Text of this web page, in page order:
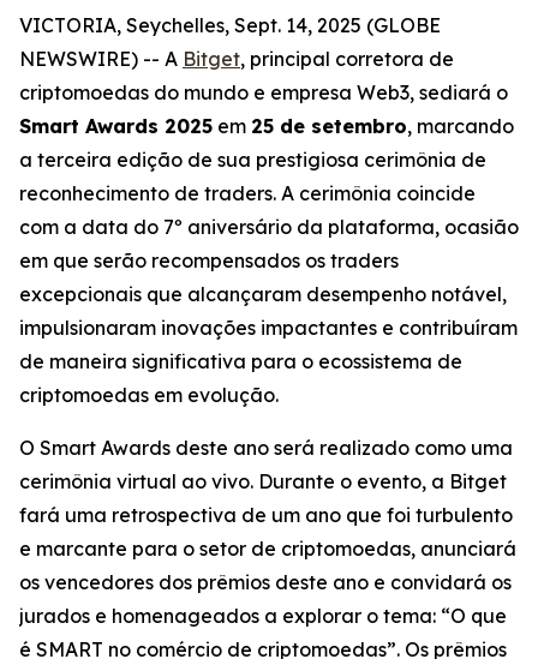
VICTORIA, Seychelles, Sept. 14, 2025 (GLOBE
NEWSWIRE) -- A Bitget, principal corretora de
criptomoedas do mundo e empresa Web3, sediará o
Smart Awards 2025 em 25 de setembro, marcando
a terceira edição de sua prestigiosa cerimônia de
reconhecimento de traders. A cerimônia coincide
com a data do 7º aniversário da plataforma, ocasião
em que serão recompensados os traders
excepcionais que alcançaram desempenho notável,
impulsionaram inovações impactantes e contribuíram
de maneira significativa para o ecossistema de
criptomoedas em evolução.
O Smart Awards deste ano será realizado como uma
cerimônia virtual ao vivo. Durante o evento, a Bitget
fará uma retrospectiva de um ano que foi turbulento
e marcante para o setor de criptomoedas, anunciará
os vencedores dos prêmios deste ano e convidará os
jurados e homenageados a explorar o tema: “O que
é SMART no comércio de criptomoedas”. Os prêmios